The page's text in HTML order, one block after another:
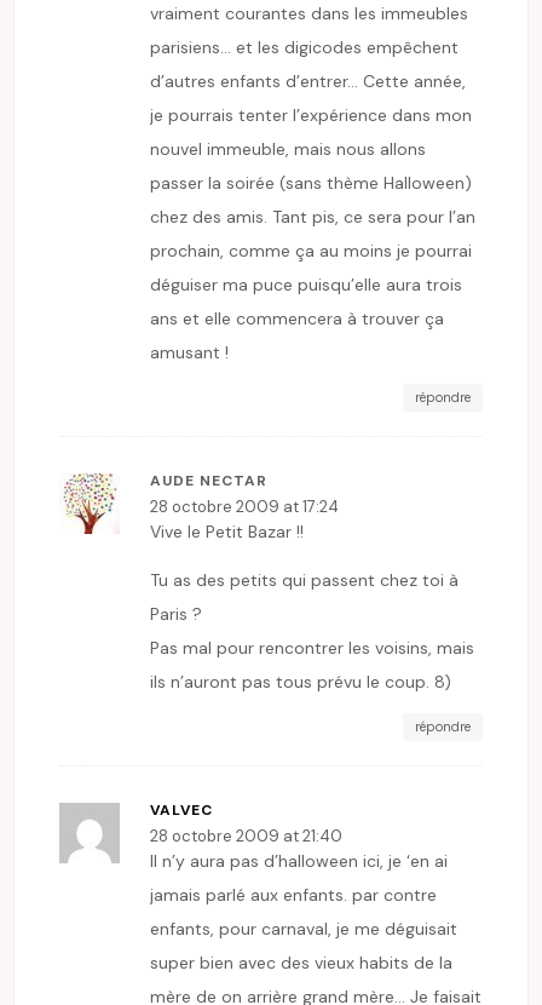
vraiment courantes dans les immeubles
parisiens… et les digicodes empêchent
d’autres enfants d’entrer… Cette année,
je pourrais tenter l’expérience dans mon
nouvel immeuble, mais nous allons
passer la soirée (sans thème Halloween)
chez des amis. Tant pis, ce sera pour l’an
prochain, comme ça au moins je pourrai
déguiser ma puce puisqu’elle aura trois
ans et elle commencera à trouver ça
amusant !
répondre
AUDE NECTAR
28 octobre 2009 at 17:24
Vive le Petit Bazar !!
Tu as des petits qui passent chez toi à
Paris ?
Pas mal pour rencontrer les voisins, mais
ils n’auront pas tous prévu le coup. 8)
répondre
VALVEC
28 octobre 2009 at 21:40
Il n’y aura pas d’halloween ici, je ‘en ai
jamais parlé aux enfants. par contre
enfants, pour carnaval, je me déguisait
super bien avec des vieux habits de la
mère de on arrière grand mère… Je faisait